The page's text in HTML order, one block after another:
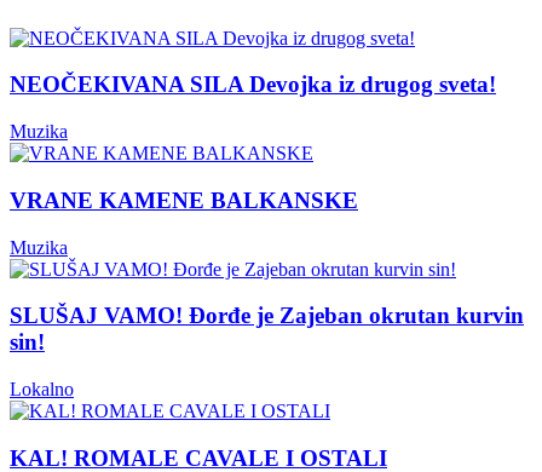
NEOČEKIVANA SILA Devojka iz drugog sveta!
Muzika
VRANE KAMENE BALKANSKE
Muzika
SLUŠAJ VAMO! Đorđe je Zajeban okrutan kurvin
sin!
Lokalno
KAL! ROMALE CAVALE I OSTALI